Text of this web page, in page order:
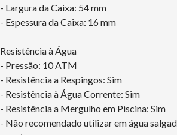
- Largura da Caixa: 54 mm
- Espessura da Caixa: 16 mm
Resistência à Água
- Pressão: 10 ATM
- Resistência a Respingos: Sim
- Resistência à Água Corrente: Sim
- Resistência a Mergulho em Piscina: Sim
- Não recomendado utilizar em água